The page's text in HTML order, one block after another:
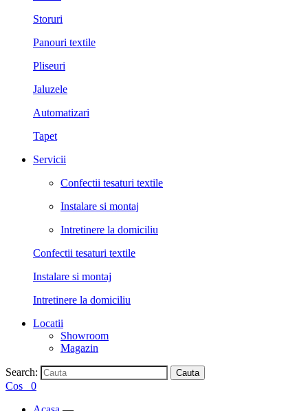
Storuri
Panouri textile
Pliseuri
Jaluzele
Automatizari
Tapet
Servicii
Confectii tesaturi textile
Instalare si montaj
Intretinere la domiciliu
Confectii tesaturi textile
Instalare si montaj
Intretinere la domiciliu
Locatii
Showroom
Magazin
Search: Cauta
Cos
0